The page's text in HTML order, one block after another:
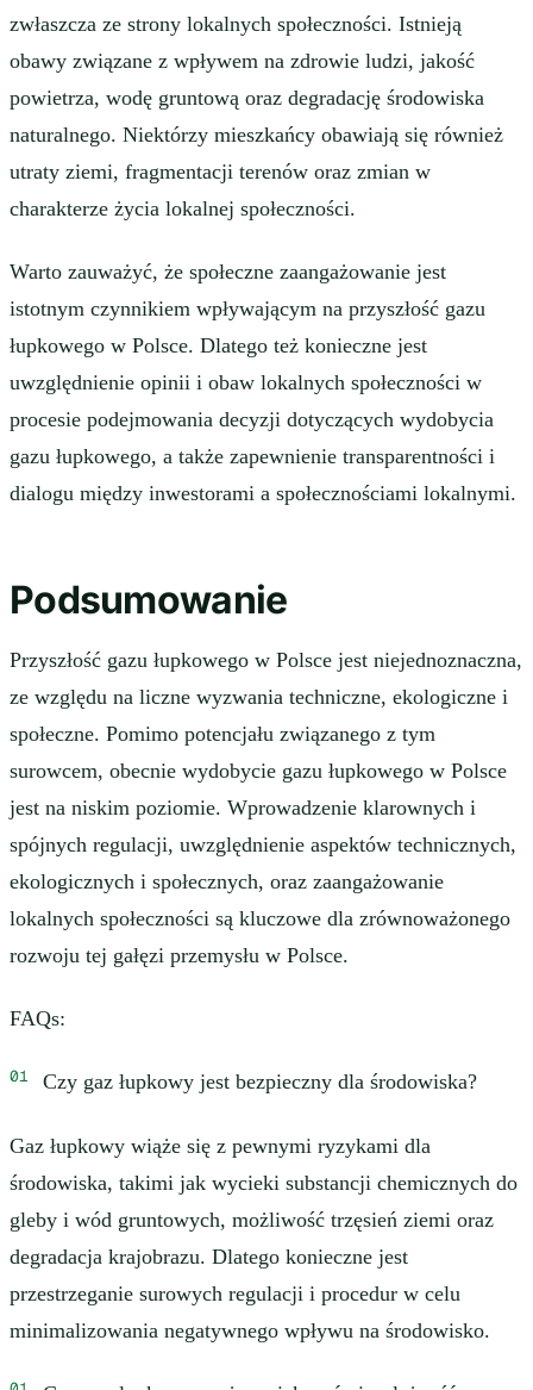
zwłaszcza ze strony lokalnych społeczności. Istnieją
obawy związane z wpływem na zdrowie ludzi, jakość
powietrza, wodę gruntową oraz degradację środowiska
naturalnego. Niektórzy mieszkańcy obawiają się również
utraty ziemi, fragmentacji terenów oraz zmian w
charakterze życia lokalnej społeczności.
Warto zauważyć, że społeczne zaangażowanie jest
istotnym czynnikiem wpływającym na przyszłość gazu
łupkowego w Polsce. Dlatego też konieczne jest
uwzględnienie opinii i obaw lokalnych społeczności w
procesie podejmowania decyzji dotyczących wydobycia
gazu łupkowego, a także zapewnienie transparentności i
dialogu między inwestorami a społecznościami lokalnymi.
Podsumowanie
Przyszłość gazu łupkowego w Polsce jest niejednoznaczna,
ze względu na liczne wyzwania techniczne, ekologiczne i
społeczne. Pomimo potencjału związanego z tym
surowcem, obecnie wydobycie gazu łupkowego w Polsce
jest na niskim poziomie. Wprowadzenie klarownych i
spójnych regulacji, uwzględnienie aspektów technicznych,
ekologicznych i społecznych, oraz zaangażowanie
lokalnych społeczności są kluczowe dla zrównoważonego
rozwoju tej gałęzi przemysłu w Polsce.
FAQs:
Czy gaz łupkowy jest bezpieczny dla środowiska?
Gaz łupkowy wiąże się z pewnymi ryzykami dla
środowiska, takimi jak wycieki substancji chemicznych do
gleby i wód gruntowych, możliwość trzęsień ziemi oraz
degradacja krajobrazu. Dlatego konieczne jest
przestrzeganie surowych regulacji i procedur w celu
minimalizowania negatywnego wpływu na środowisko.